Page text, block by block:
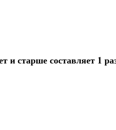
и старше составляет 1